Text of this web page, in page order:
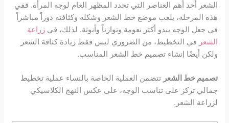
الشعر أحد أهم العناصر التي تحدد المظهر العام لوجه المرأة. ففي
هذه المرحلة، يلعب موضع خط الشعر وشكله وكثافته دوراً مباشراً
في جعل الوجه يبدو أكثر نعومة وتوازناً وأنوثة. لذلك، فيزراعة
الشعر في التخطيط، من الضروري ليس فقط زيادة كثافة الشعر
ولكن أيضًا إنشاء تصميم خط الشعر المناسب.
تصميم خط الشعر تتضمن العملية الخاصة بالنساء عملية تخطيط
جمالي تركز على تناسب الوجه، على عكس النهج الكلاسيكي
لزراعة الشعر.